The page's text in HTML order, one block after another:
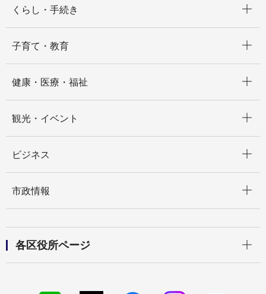
くらし・手続き
子育て・教育
健康・医療・福祉
観光・イベント
ビジネス
市政情報
各区役所ページ